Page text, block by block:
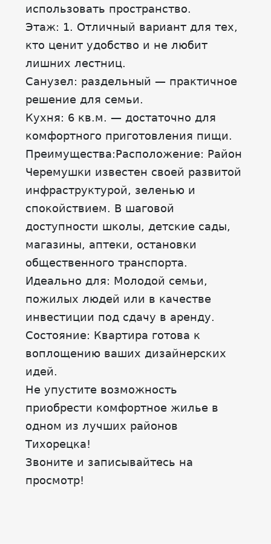
использовать пространство.
Этаж: 1. Отличный вариант для тех,
кто ценит удобство и не любит
лишних лестниц.
Санузел: раздельный — практичное
решение для семьи.
Кухня: 6 кв.м. — достаточно для
комфортного приготовления пищи.
Преимущества:Расположение: Район
Черемушки известен своей развитой
инфраструктурой, зеленью и
спокойствием. В шаговой
доступности школы, детские сады,
магазины, аптеки, остановки
общественного транспорта.
Идеально для: Молодой семьи,
пожилых людей или в качестве
инвестиции под сдачу в аренду.
Состояние: Квартира готова к
воплощению ваших дизайнерских
идей.
Не упустите возможность
приобрести комфортное жилье в
одном из лучших районов
Тихорецка!
Звоните и записывайтесь на
просмотр!